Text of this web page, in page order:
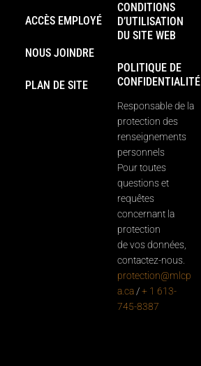
ACCÈS EMPLOYÉ
NOUS JOINDRE
PLAN DE SITE
CONDITIONS
D’UTILISATION
DU SITE WEB
POLITIQUE DE
CONFIDENTIALITÉ
Responsable de la
protection des
renseignements
personnels
Pour toutes
questions et
requêtes
concernant la
protection
de vos données,
contactez-nous.
protection@mlcp
a.ca /+ 1 613-
745-8387